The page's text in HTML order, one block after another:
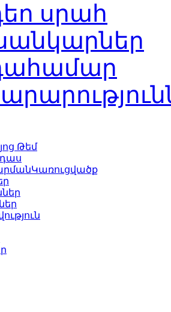
սրահ
Թեմ
դաս